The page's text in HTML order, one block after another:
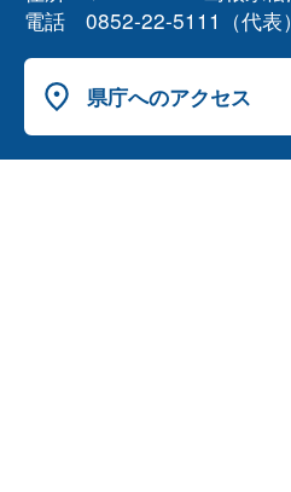
電話 0852-22-5111（代表）
県庁へのアクセス